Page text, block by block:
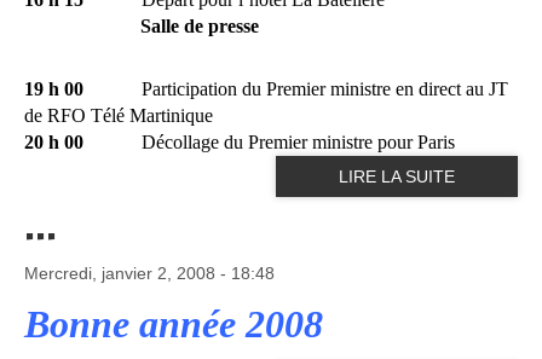
Salle de presse
19 h 00
Participation du Premier ministre en direct au JT
de RFO Télé Martinique
20 h 00
Décollage du Premier ministre pour Paris
LIRE LA SUITE
...
Mercredi, janvier 2, 2008 - 18:48
Bonne année 2008